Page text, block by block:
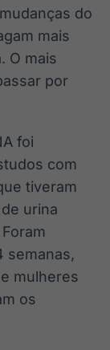
do
mais
O mais
por
foi
com
tiveram
urina
semanas,
mulheres
os